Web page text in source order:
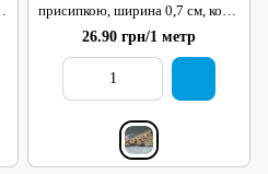
присипкою, ширина 0,7 см, колір
мікс, арт 06332, відрізок 1 метр
26.90 грн/1 метр